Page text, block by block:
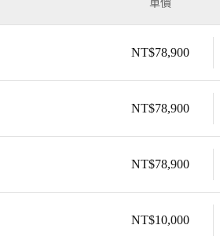
單價
NT$78,900
NT$78,900
NT$78,900
NT$10,000